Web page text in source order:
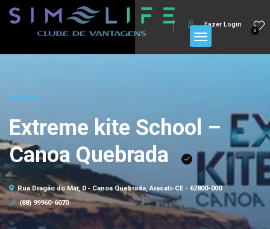
0
Fazer Login
Extreme kite School –
Canoa Quebrada
Rua Dragão do Mar, 0 - Canoa Quebrada, Aracati-CE - 62800-000
(88) 99960-6070